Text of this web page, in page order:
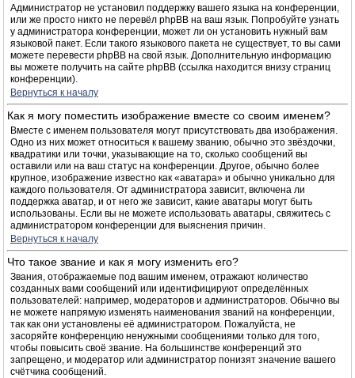
Администратор не установил поддержку вашего языка на конференции,
или же просто никто не перевёл phpBB на ваш язык. Попробуйте узнать
у администратора конференции, может ли он установить нужный вам
языковой пакет. Если такого языкового пакета не существует, то вы сами
можете перевести phpBB на свой язык. Дополнительную информацию
вы можете получить на сайте phpBB (ссылка находится внизу страниц
конференции).
Вернуться к началу
Как я могу поместить изображение вместе со своим именем?
Вместе с именем пользователя могут присутствовать два изображения.
Одно из них может относиться к вашему званию, обычно это звёздочки,
квадратики или точки, указывающие на то, сколько сообщений вы
оставили или на ваш статус на конференции. Другое, обычно более
крупное, изображение известно как «аватара» и обычно уникально для
каждого пользователя. От администратора зависит, включена ли
поддержка аватар, и от него же зависит, какие аватары могут быть
использованы. Если вы не можете использовать аватары, свяжитесь с
администратором конференции для выяснения причин.
Вернуться к началу
Что такое звание и как я могу изменить его?
Звания, отображаемые под вашим именем, отражают количество
созданных вами сообщений или идентифицируют определённых
пользователей: например, модераторов и администраторов. Обычно вы
не можете напрямую изменять наименования званий на конференции,
так как они установлены её администратором. Пожалуйста, не
засоряйте конференцию ненужными сообщениями только для того,
чтобы повысить своё звание. На большинстве конференций это
запрещено, и модератор или администратор понизят значение вашего
счётчика сообщений.